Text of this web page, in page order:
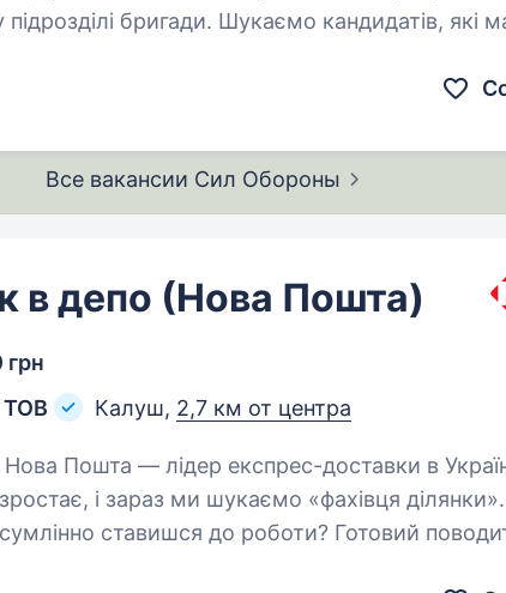
бригади. Шукаємо кандидатів, які
в САМОХІДНИЙ АРТИЛЕРІЙСЬКИЙ…
Все вакансии Сил Обороны
в депо (Нова Пошта)
грн
ТОВ
Калуш, 2,7 км от центра
і зараз ми шукаємо «фахівця
сумлінно ставишся до роботи? Готовий